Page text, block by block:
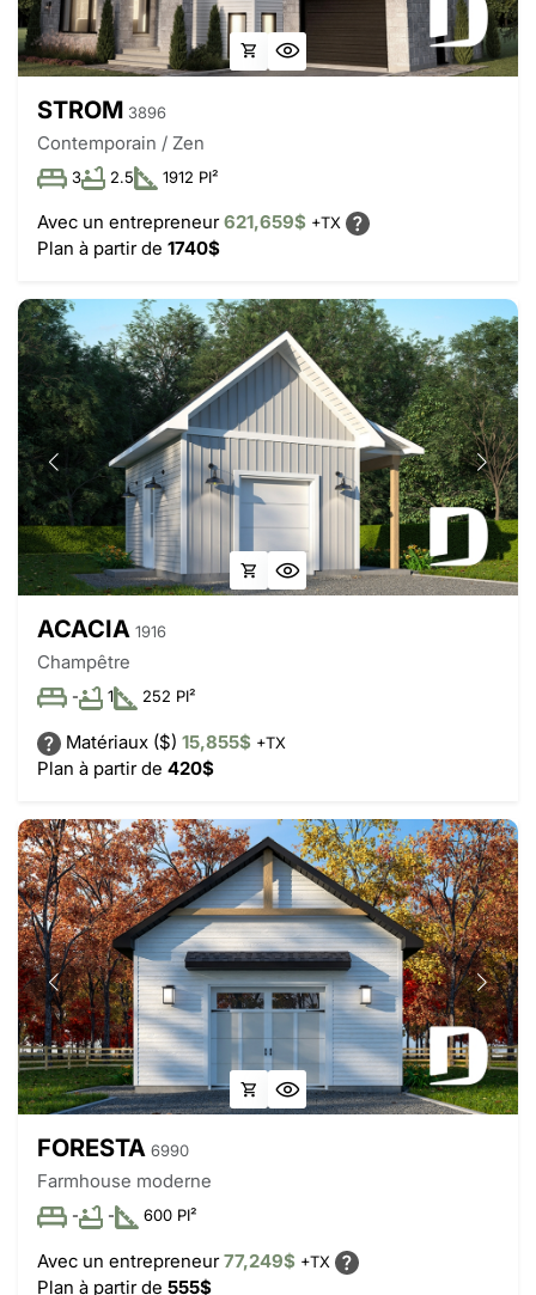
STROM 3896
Contemporain / Zen
3 2.5 1912 PI²
Avec un entrepreneur621,659$ +TX
Plan à partir de 1740$
ACACIA 1916
Champêtre
- 1 252 PI²
Matériaux ($) 15,855$ +TX
Plan à partir de 420$
FORESTA 6990
Farmhouse moderne
- - 600 PI²
Avec un entrepreneur77,249$ +TX
Plan à partir de 555$